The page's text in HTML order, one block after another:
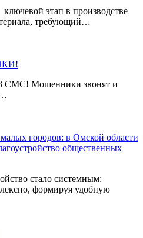
этап в производстве
требующий…
Мошенники звонят и
городов: в Омской области
общественных
стало системным:
формируя удобную